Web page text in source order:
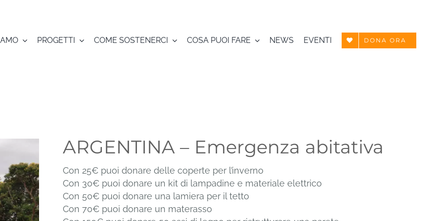
PROGETTI COME SOSTENERCI COSA PUOI FARE NEWS EVENTI DONA ORA
ARGENTINA – Emergenza abitativa
Con 25€ puoi donare delle coperte per l’inverno
Con 30€ puoi donare un kit di lampadine e materiale elettrico
Con 50€ puoi donare una lamiera per il tetto
Con 70€ puoi donare un materasso